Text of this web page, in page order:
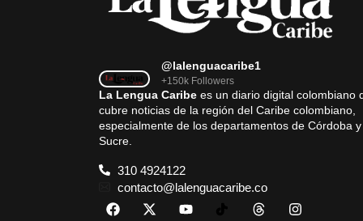
@lalenguacaribe1
+150k Followers
La Lengua Caribe es un diario digital colombiano
cubre noticias de la región del Caribe colombiano,
especialmente de los departamentos de Córdoba y
Sucre.
310 4924122
contacto@lalenguacaribe.co